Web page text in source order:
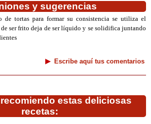
y sugerencias
de tortas para formar su consistencia se utiliza el
ser frito deja de ser líquido y se solidifica juntando
Escribe aquí tus comentarios
estas deliciosas
recetas: